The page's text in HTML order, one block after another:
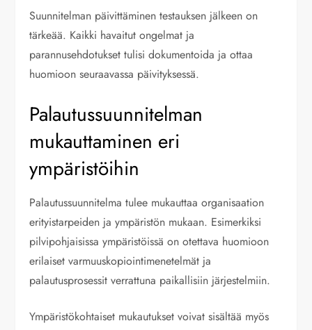
Suunnitelman päivittäminen testauksen jälkeen on
tärkeää. Kaikki havaitut ongelmat ja
parannusehdotukset tulisi dokumentoida ja ottaa
huomioon seuraavassa päivityksessä.
Palautussuunnitelman
mukauttaminen eri
ympäristöihin
Palautussuunnitelma tulee mukauttaa organisaation
erityistarpeiden ja ympäristön mukaan. Esimerkiksi
pilvipohjaisissa ympäristöissä on otettava huomioon
erilaiset varmuuskopiointimenetelmät ja
palautusprosessit verrattuna paikallisiin järjestelmiin.
Ympäristökohtaiset mukautukset voivat sisältää myös